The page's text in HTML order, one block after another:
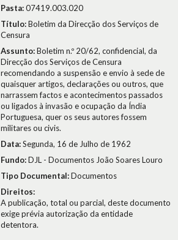
Pasta:07419.003.020
Título:Boletim da Direcção dos Serviços de
Censura
Assunto:Boletim n.º 20/62, confidencial, da
Direcção dos Serviços de Censura
recomendando a suspensão e envio à sede de
quaisquer artigos, declarações ou outros, que
narrassem factos e acontecimentos passados
ou ligados à invasão e ocupação da Índia
Portuguesa, quer os seus autores fossem
militares ou civis.
Data:Segunda, 16 de Julho de 1962
Fundo:DJL - Documentos João Soares Louro
Tipo Documental:Documentos
Direitos:
A publicação, total ou parcial, deste documento
exige prévia autorização da entidade
detentora.